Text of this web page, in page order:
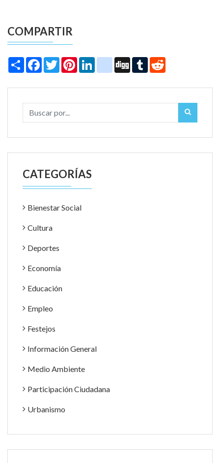
COMPARTIR
Share Facebook
TwitterPinterestLinkedIninstagram
Digg Tumblr
CATEGORÍAS
Bienestar Social
Cultura
Deportes
Economía
Educación
Empleo
Festejos
Información General
Medio Ambiente
Participación Ciudadana
Urbanismo